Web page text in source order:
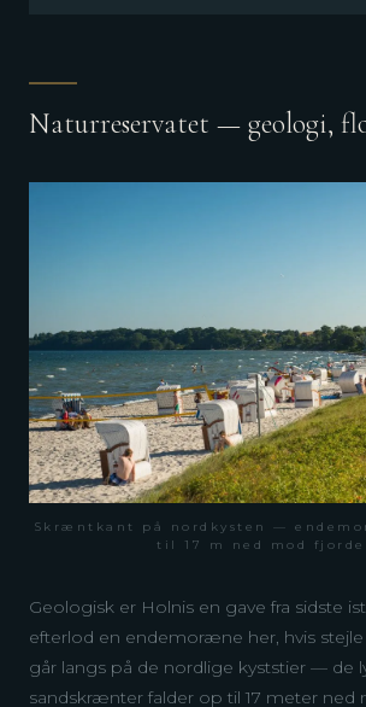
Naturreservatet — geologi,
Skræntkant på nordkysten —
til 17 m ned mod
Geologisk er Holnis en gave fra sidste
efterlod en endemoræne her, hvis
går langs på de nordlige kyststier — de
sandskrænter falder op til 17 meter ned